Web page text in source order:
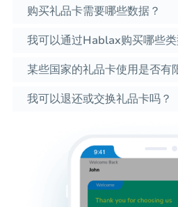
购买礼品卡需要哪些数据？
我可以通过Hablax购买哪些类
某些国家的礼品卡使用是否有
我可以退还或交换礼品卡吗？